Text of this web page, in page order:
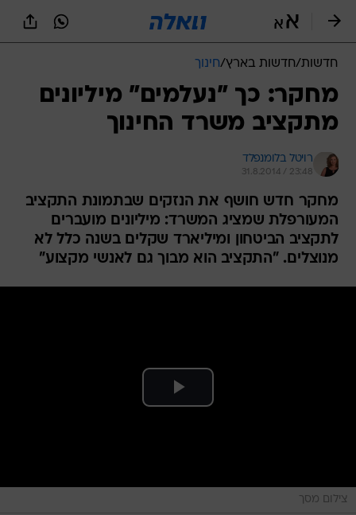
חדשות/חדשות בארץ/חינוך
מחקר: כך "נעלמים" מיליונים
מתקציב משרד החינוך
רויטל בלומנפלד
31.8.2014 / 23:48
מחקר חדש חושף את הנזקים שבתמונת התקציב
המעורפלת שמציג המשרד: מיליונים מועברים
לתקציב הביטחון ומיליארד שקלים בשנה כלל לא
מנוצלים. "התקציב הוא מבוך גם לאנשי מקצוע"
צילום מסך